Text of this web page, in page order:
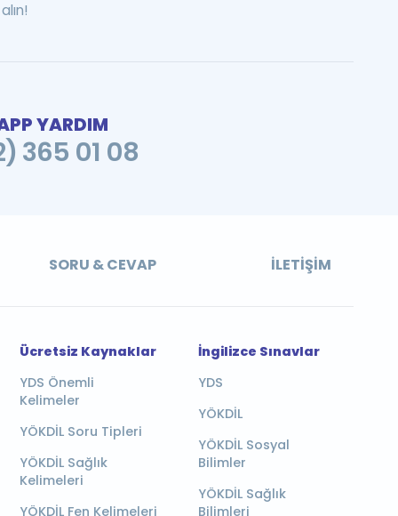
YARDIM
365 01 08
SORU & CEVAP İLETIŞIM
Ücretsiz Kaynaklar
YDS Önemli
Kelimeler
YÖKDİL Soru Tipleri
YÖKDİL Sağlık
Kelimeleri
YÖKDİL Fen Kelimeleri
İngilizce Sınavlar
YDS
YÖKDİL
YÖKDİL Sosyal
Bilimler
YÖKDİL Sağlık
Bilimleri